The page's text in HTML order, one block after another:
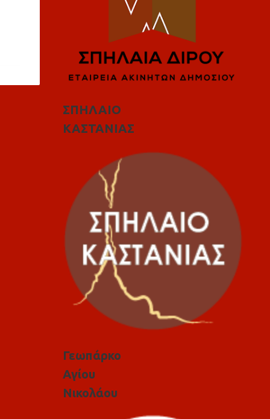
ΣΠΗΛΑΙΟ
ΚΑΣΤΑΝΙΑΣ
Γεωπάρκο
Αγίου
Νικολάου